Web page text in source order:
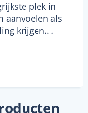
plek in
aanvoelen als
krijgen.…